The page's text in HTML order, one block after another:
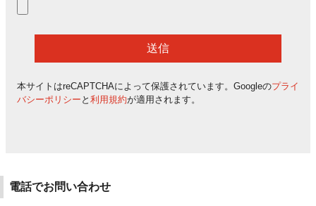
本サイトはreCAPTCHAによって保護されています。Googleのプライ
バシーポリシー と 利用規約が適用されます。
電話でお問い合わせ